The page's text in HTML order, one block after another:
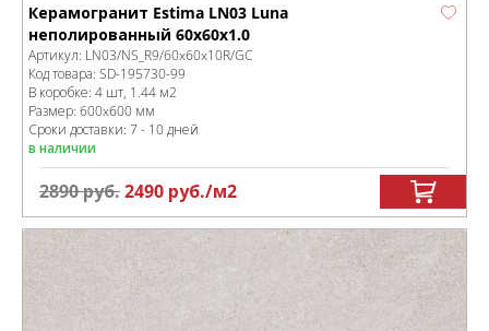
Керамогранит Estima LN03 Luna
неполированный 60x60x1.0
Артикул: LN03/NS_R9/60x60x10R/GC
Код товара: SD-195730-99
В коробке: 4 шт, 1.44 м2
Размер: 600x600 мм
Сроки доставки: 7 - 10 дней
в наличии
2890руб.2490 руб./м2